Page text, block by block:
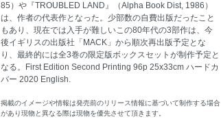
85）や『TROUBLED LAND』（Alpha Book Dist, 1986）
は、作者の代表作となった。少部数の自費出版だったこと
もあり、現在では入手が難しいこの80年代の3部作は、今
後イギリスの出版社「MACK」から順次再出版予定とな
り、最終的には全3巻の限定版ボックスセットが制作予定と
なる。First Edition Second Printing 96p 25x33cm ハードカ
バー 2020 English.
掲載のイメージや情報は発売前のリリース情報に基づいて制作する場合
があり現物と異なる際は現物を優先させて頂きます。